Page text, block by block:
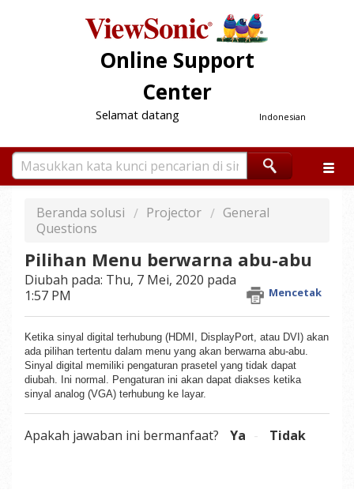
Online Support
Center
Indonesian
Selamat datang
Beranda solusi Projector
General
Questions
Pilihan Menu berwarna abu-abu
Mencetak
Diubah pada: Thu, 7 Mei, 2020 pada
1:57 PM
Ketika sinyal digital terhubung (HDMI, DisplayPort, atau DVI) akan
ada pilihan tertentu dalam menu yang akan berwarna abu-abu.
Sinyal digital memiliki pengaturan prasetel yang tidak dapat
diubah. Ini normal. Pengaturan ini akan dapat diakses ketika
sinyal analog (VGA) terhubung ke layar.
Apakah jawaban ini bermanfaat? Ya Tidak